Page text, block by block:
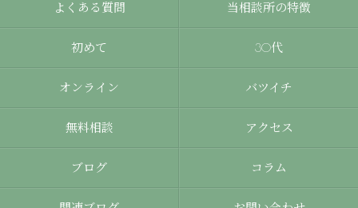
よくある質問 当相談所の特徴
初めて 30代
オンライン バツイチ
無料相談 アクセス
ブログ コラム